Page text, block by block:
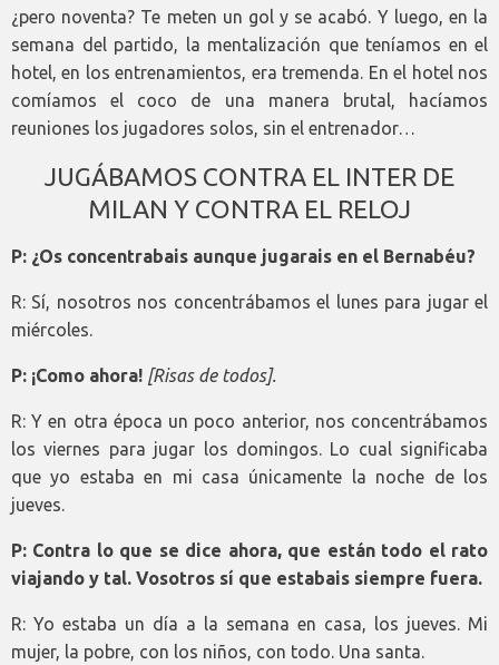
¿pero noventa? Te meten un gol y se acabó. Y luego, en la
semana del partido, la mentalización que teníamos en el
hotel, en los entrenamientos, era tremenda. En el hotel nos
comíamos el coco de una manera brutal, hacíamos
reuniones los jugadores solos, sin el entrenador…
JUGÁBAMOS CONTRA EL INTER DE
MILAN Y CONTRA EL RELOJ
P: ¿Os concentrabais aunque jugarais en el Bernabéu?
R: Sí, nosotros nos concentrábamos el lunes para jugar el
miércoles.
P: ¡Como ahora! [Risas de todos].
R: Y en otra época un poco anterior, nos concentrábamos
los viernes para jugar los domingos. Lo cual significaba
que yo estaba en mi casa únicamente la noche de los
jueves.
P: Contra lo que se dice ahora, que están todo el rato
viajando y tal. Vosotros sí que estabais siempre fuera.
R: Yo estaba un día a la semana en casa, los jueves. Mi
mujer, la pobre, con los niños, con todo. Una santa.